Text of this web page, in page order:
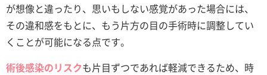
が想像と違ったり、思いもしない感覚があった場合には、
その違和感をもとに、もう片方の目の手術時に調整してい
くことが可能になる点です。
術後感染のリスクも片目ずつであれば軽減できるため、時